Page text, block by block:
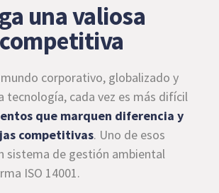
una valiosa
corporativo, globalizado y
tecnología, cada vez es más difícil
que marquen diferencia y
competitivas. Uno de esos
sistema de gestión ambiental
ISO 14001.